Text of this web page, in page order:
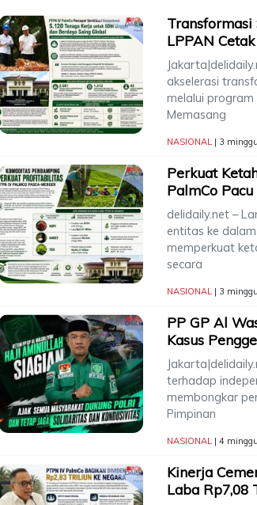
Transformasi
LPPAN
akselerasi
melalui
Memasang
NASIONAL | 3
Perkuat
PalmCo
delidaily.net –
entitas ke
memperkuat
secara
NASIONAL | 3
PP GP Al
Kasus
terhadap
membongkar
Pimpinan
NASIONAL | 4
Kinerja
Laba Rp7,08